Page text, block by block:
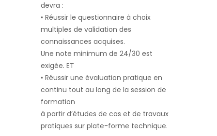
devra :
• Réussir le questionnaire à choix
multiples de validation des
connaissances acquises.
Une note minimum de 24/30 est
exigée. ET
• Réussir une évaluation pratique en
continu tout au long de la session de
formation
à partir d’études de cas et de travaux
pratiques sur plate-forme technique.